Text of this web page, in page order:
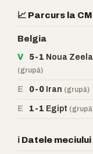
📈 Parcurs la
Belgia
V 5-1 Noua
(grupă)
E 0-0Iran (grupă)
E 1-1 Egipt
ℹ️ Datele meciului